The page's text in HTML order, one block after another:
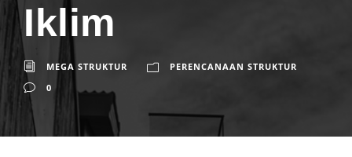
Iklim
MEGA STRUKTUR
PERENCANAAN STRUKTUR
0